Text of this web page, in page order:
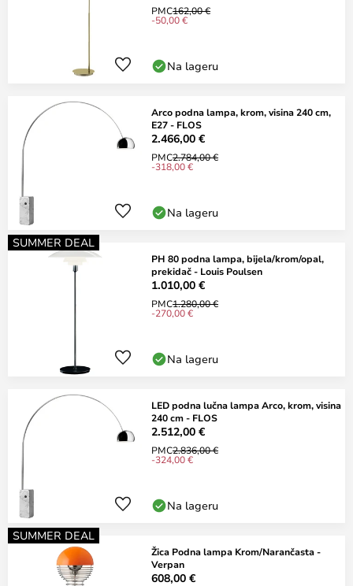
PMC162,00 €
-50,00 €
Na lageru
Arco podna lampa, krom, visina 240 cm,
E27 - FLOS
2.466,00 €
PMC2.784,00 €
-318,00 €
Na lageru
SUMMER DEAL
PH 80 podna lampa, bijela/krom/opal,
prekidač - Louis Poulsen
1.010,00 €
PMC1.280,00 €
-270,00 €
Na lageru
LED podna lučna lampa Arco, krom, visina
240 cm - FLOS
2.512,00 €
PMC2.836,00 €
-324,00 €
Na lageru
SUMMER DEAL
Žica Podna lampa Krom/Narančasta -
Verpan
608,00 €